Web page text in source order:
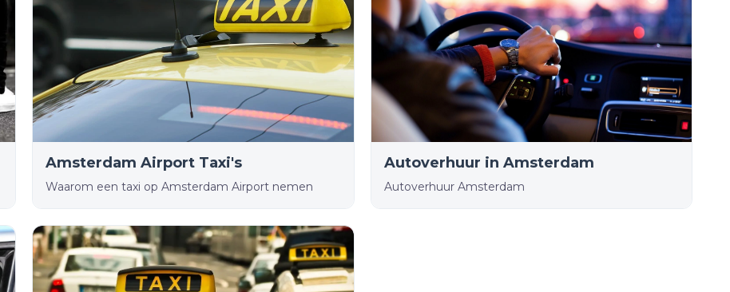
Amsterdam Airport Taxi's
Waarom een taxi op Amsterdam Airport nemen
Autoverhuur in Amsterdam
Autoverhuur Amsterdam